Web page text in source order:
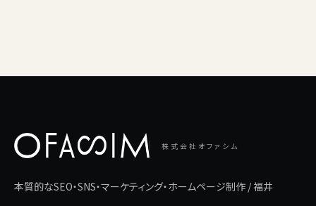
株式会社オファシム
本質的なSEO・SNS・マーケティング・ホームページ制作 / 福井